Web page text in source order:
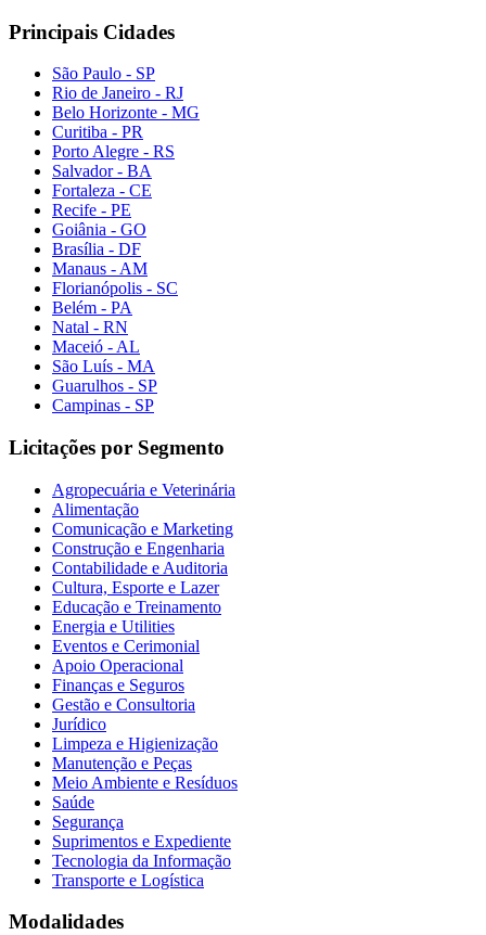
Principais Cidades
São Paulo - SP
Rio de Janeiro - RJ
Belo Horizonte - MG
Curitiba - PR
Porto Alegre - RS
Salvador - BA
Fortaleza - CE
Recife - PE
Goiânia - GO
Brasília - DF
Manaus - AM
Florianópolis - SC
Belém - PA
Natal - RN
Maceió - AL
São Luís - MA
Guarulhos - SP
Campinas - SP
Licitações por Segmento
Agropecuária e Veterinária
Alimentação
Comunicação e Marketing
Construção e Engenharia
Contabilidade e Auditoria
Cultura, Esporte e Lazer
Educação e Treinamento
Energia e Utilities
Eventos e Cerimonial
Apoio Operacional
Finanças e Seguros
Gestão e Consultoria
Jurídico
Limpeza e Higienização
Manutenção e Peças
Meio Ambiente e Resíduos
Saúde
Segurança
Suprimentos e Expediente
Tecnologia da Informação
Transporte e Logística
Modalidades